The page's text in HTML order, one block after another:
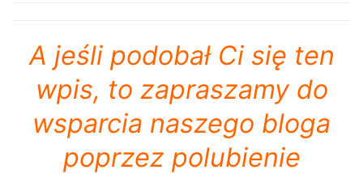
A jeśli podobał Ci się ten
wpis, to zapraszamy do
wsparcia naszego bloga
poprzez polubienie